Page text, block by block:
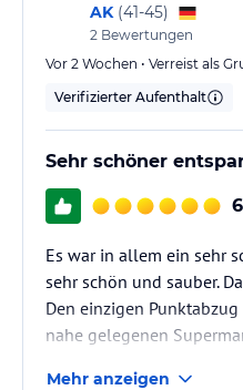
AK (41-45)
2 Bewertungen
Vor 2 Wochen • Verreist als
Verifizierter Aufenthalt
Sehr schöner
6
Es war in allem ein sehr
sehr schön und sauber.
Den einzigen
nahe gelegenen
Mehr anzeigen